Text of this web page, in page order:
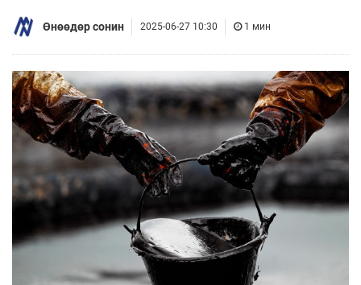
Өнөөдөр сонин 2025-06-27 10:30 1 мин